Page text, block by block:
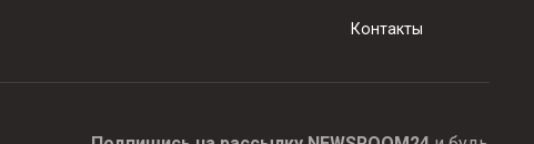
Контакты